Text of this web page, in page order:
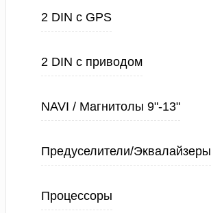
2 DIN с GPS
2 DIN с приводом
NAVI / Магнитолы 9"-13"
Предуселители/Эквалайзеры
Процессоры